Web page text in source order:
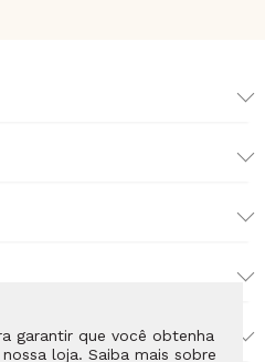
garantir que você obtenha
loja. Saiba mais sobre